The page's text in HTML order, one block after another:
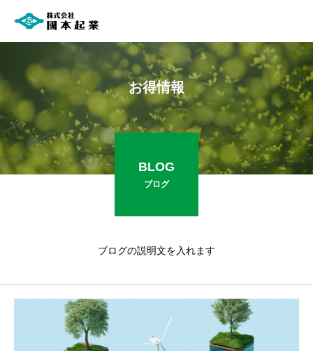
お得情報
BLOG
ブログ
ブログの説明文を入れます